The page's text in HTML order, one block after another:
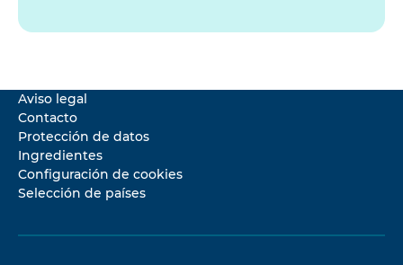
Aviso legal
Contacto
Protección de datos
Ingredientes
Configuración de cookies
Selección de países